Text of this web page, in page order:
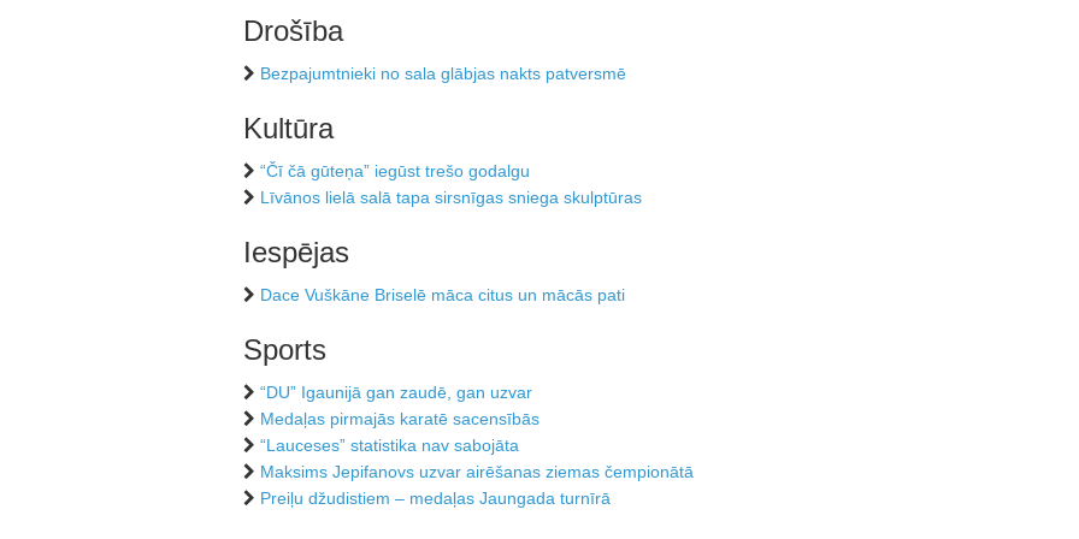
Drošība
Bezpajumtnieki no sala glābjas nakts patversmē
Kultūra
“Čī čā gūteņa” iegūst trešo godalgu
Līvānos lielā salā tapa sirsnīgas sniega skulptūras
Iespējas
Dace Vuškāne Briselē māca citus un mācās pati
Sports
“DU” Igaunijā gan zaudē, gan uzvar
Medaļas pirmajās karatē sacensībās
“Lauceses” statistika nav sabojāta
Maksims Jepifanovs uzvar airēšanas ziemas čempionātā
Preiļu džudistiem – medaļas Jaungada turnīrā